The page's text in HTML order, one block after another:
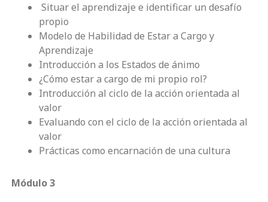
Situar el aprendizaje e identificar un desafío
propio
Modelo de Habilidad de Estar a Cargo y
Aprendizaje
Introducción a los Estados de ánimo
¿Cómo estar a cargo de mi propio rol?
Introducción al ciclo de la acción orientada al
valor
Evaluando con el ciclo de la acción orientada al
valor
Prácticas como encarnación de una cultura
Módulo 3